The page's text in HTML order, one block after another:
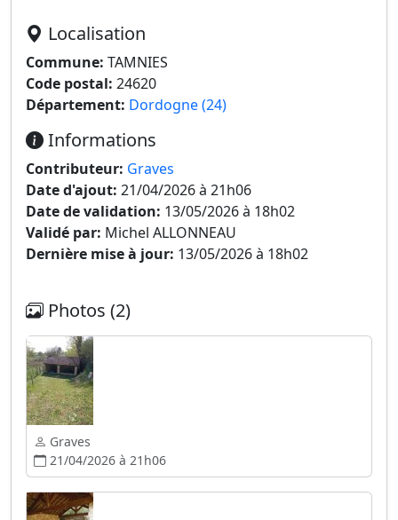
Localisation
Commune: TAMNIES
Code postal: 24620
Département: Dordogne (24)
Informations
Contributeur: Graves
Date d'ajout: 21/04/2026 à 21h06
Date de validation: 13/05/2026 à 18h02
Validé par: Michel ALLONNEAU
Dernière mise à jour: 13/05/2026 à 18h02
Photos (2)
Graves
21/04/2026 à 21h06